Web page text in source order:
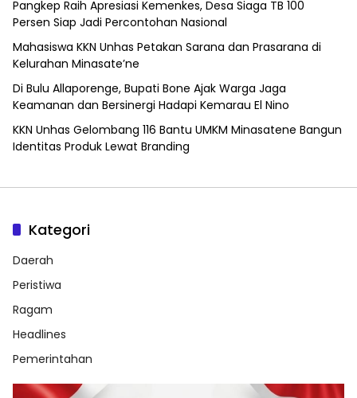
Pangkep Raih Apresiasi Kemenkes, Desa Siaga TB 100
Persen Siap Jadi Percontohan Nasional
Mahasiswa KKN Unhas Petakan Sarana dan Prasarana di
Kelurahan Minasate’ne
Di Bulu Allaporenge, Bupati Bone Ajak Warga Jaga
Keamanan dan Bersinergi Hadapi Kemarau El Nino
KKN Unhas Gelombang 116 Bantu UMKM Minasatene Bangun
Identitas Produk Lewat Branding
Kategori
Daerah
Peristiwa
Ragam
Headlines
Pemerintahan